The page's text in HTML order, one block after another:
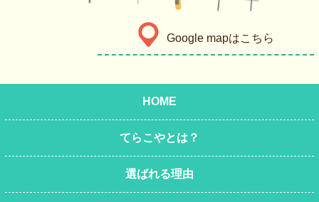
Google mapはこちら
HOME
てらこやとは？
選ばれる理由